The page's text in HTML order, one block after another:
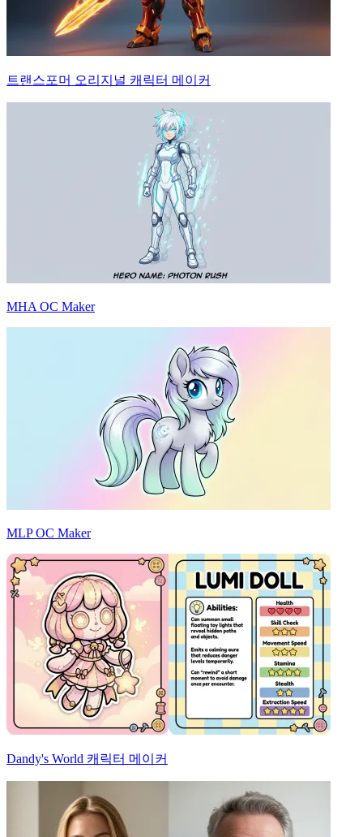
트랜스포머 오리지널 캐릭터 메이커
MHA OC Maker
MLP OC Maker
Dandy's World 캐릭터 메이커